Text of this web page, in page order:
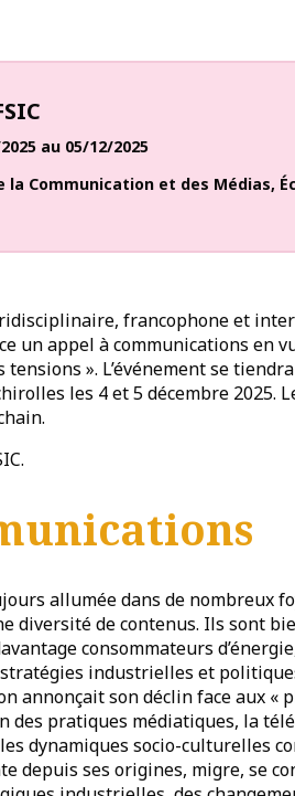
au 05/12/2025
Communication et des Médias,
francophone et
un appel à communications en
». L’événement se
les 4 et 5 décembre 2025.
allumée dans de nombreux
diversité de contenus. Ils sont
consommateurs
industrielles et
annonçait son déclin face aux «
des pratiques médiatiques, la
dynamiques socio-culturelles
depuis ses origines, migre, se